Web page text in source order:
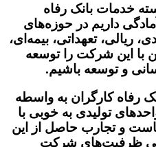
خدمات بانک رفاه
داریم در حوزه‌های
ریالی، تعهداتی، بیمه‌ای،
با این شرکت را توسعه
و توسعه باشیم.
رفاه کارگران به واسطه
تولیدی به خوبی با
و تجارب حاصل از این
ظرفیت‌های شرکت